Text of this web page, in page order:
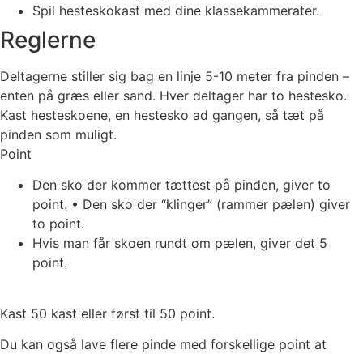
Spil hesteskokast med dine klassekammerater.
Reglerne
Deltagerne stiller sig bag en linje 5-10 meter fra pinden –
enten på græs eller sand. Hver deltager har to hestesko.
Kast hesteskoene, en hestesko ad gangen, så tæt på
pinden som muligt.
Point
Den sko der kommer tættest på pinden, giver to
point. • Den sko der “klinger” (rammer pælen) giver
to point.
Hvis man får skoen rundt om pælen, giver det 5
point.
Kast 50 kast eller først til 50 point.
Du kan også lave flere pinde med forskellige point at